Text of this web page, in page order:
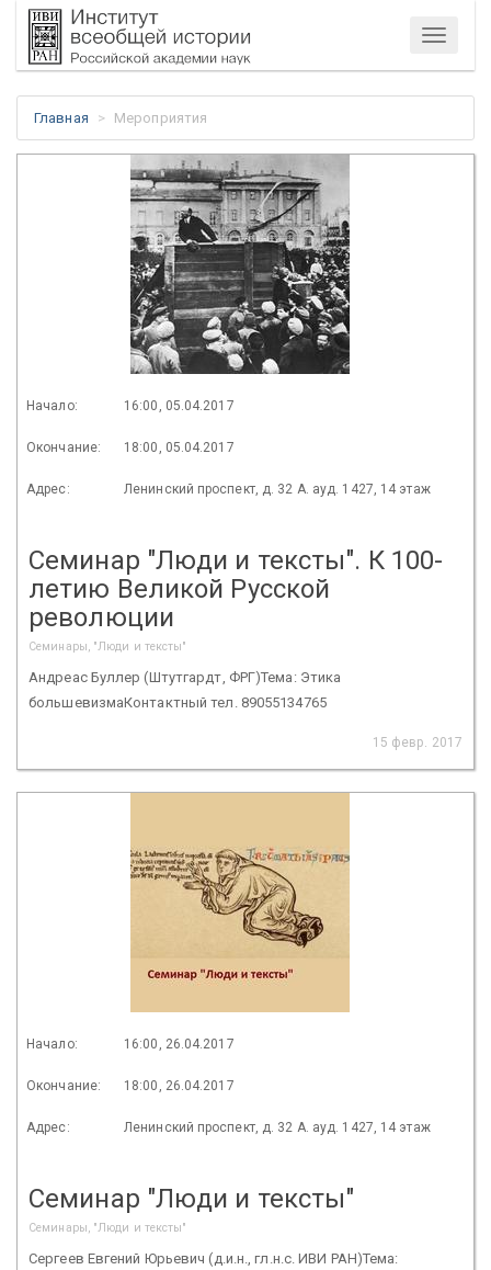
Меню
Главная Мероприятия
Начало: 16:00, 05.04.2017
Окончание: 18:00, 05.04.2017
Адрес: Ленинский проспект, д. 32 А. ауд. 1427, 14 этаж
Семинар "Люди и тексты". К 100-
летию Великой Русской
революции
Семинары, "Люди и тексты"
Андреас Буллер (Штутгардт, ФРГ)Тема: Этика
большевизмаКонтактный тел. 89055134765
15 февр. 2017
Начало: 16:00, 26.04.2017
Окончание: 18:00, 26.04.2017
Адрес: Ленинский проспект, д. 32 А. ауд. 1427, 14 этаж
Семинар "Люди и тексты"
Семинары, "Люди и тексты"
Сергеев Евгений Юрьевич (д.и.н., гл.н.с. ИВИ РАН)Тема: